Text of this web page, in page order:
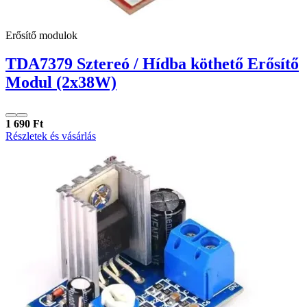
Erősítő modulok
TDA7379 Sztereó / Hídba köthető Erősítő
Modul (2x38W)
1 690 Ft
Részletek és vásárlás